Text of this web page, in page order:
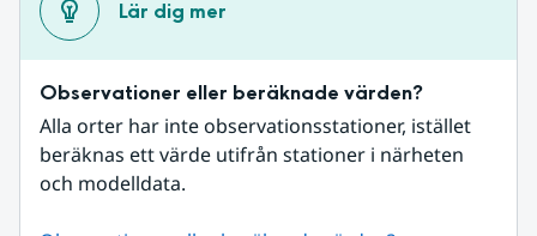
Lär dig mer
Observationer eller beräknade värden?
Alla orter har inte observationsstationer, istället
beräknas ett värde utifrån stationer i närheten
och modelldata.